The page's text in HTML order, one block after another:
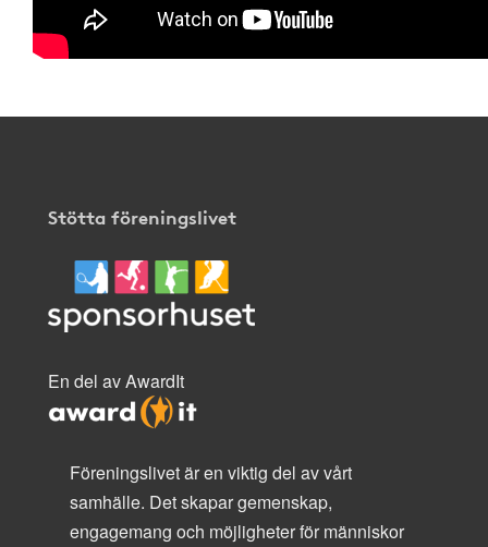
Stötta föreningslivet
En del av AwardIt
Föreningslivet är en viktig del av vårt
samhälle. Det skapar gemenskap,
engagemang och möjligheter för människor